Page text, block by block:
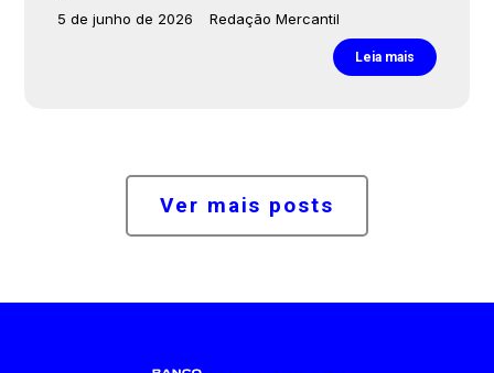
5 de junho de 2026 Redação Mercantil
Leia mais
Ver mais posts